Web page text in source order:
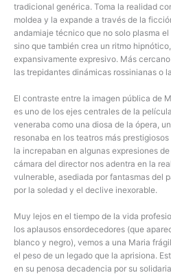
tradicional genérica. Toma la realidad
moldea y la expande a través de la
andamiaje técnico que no solo plasma
sino que también crea un ritmo
expansivamente expresivo. Más
las trepidantes dinámicas rossinianas o
El contraste entre la imagen pública de
es uno de los ejes centrales de la
veneraba como una diosa de la ópera,
resonaba en los teatros más
la increpaban en algunas expresiones
cámara del director nos adentra en la
vulnerable, asediada por fantasmas del
por la soledad y el declive inexorable.
Muy lejos en el tiempo de la vida
los aplausos ensordecedores (que
blanco y negro), vemos a una Maria
el peso de un legado que la aprisiona.
en su penosa decadencia por su